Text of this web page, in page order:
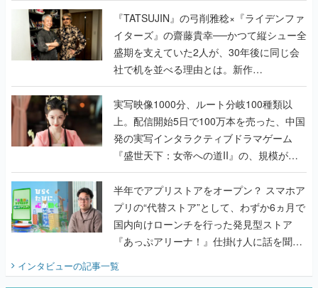
く
『TATSUJIN』の弓削雅稔×『ライデンファ
イターズ』の齋藤貴幸──かつて縦シュー全
盛期を支えていた2人が、30年後に同じ会
社で机を並べる理由とは。新作
『TATSUJIN EXTREME』で初タッグを組
んだレジェンド2人に訊く開発秘話
実写映像1000分、ルート分岐100種類以
上。配信開始5日で100万本を売った、中国
発の実写インタラクティブドラマゲーム
『盛世天下：女帝への道II』の、規模が違
うこだわりをプロデューサーに聞いた
半年でアプリストアをオープン？ スマホア
プリの“代替ストア”として、わずか6ヵ月で
国内向けローンチを行った発見型ストア
『あっぷアリーナ！』仕掛け人に話を聞い
インタビューの記事一覧